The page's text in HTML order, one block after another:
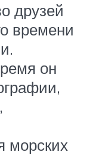
друзей
времени
он
морских